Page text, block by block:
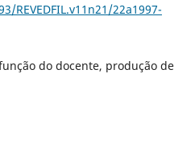
REVEDFIL.v11n21/22a1997-
do docente, produção de